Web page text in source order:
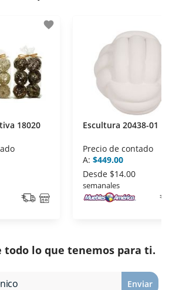
y Códigos de Ética de la
en la lista de socios Activos de
Internet.MX.
favorite
18020 Escultura 20438-01
Precio de contado
A: $449.00
Desde $14.00
semanales
todo lo que tenemos para ti.
Enviar